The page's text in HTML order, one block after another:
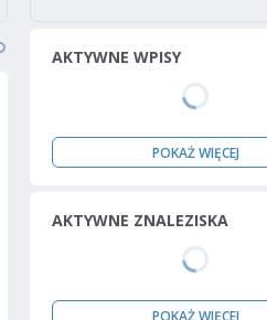
AKTYWNE WPISY
POKAŻ WIĘCEJ
AKTYWNE ZNALEZISKA
POKAŻ WIĘCEJ